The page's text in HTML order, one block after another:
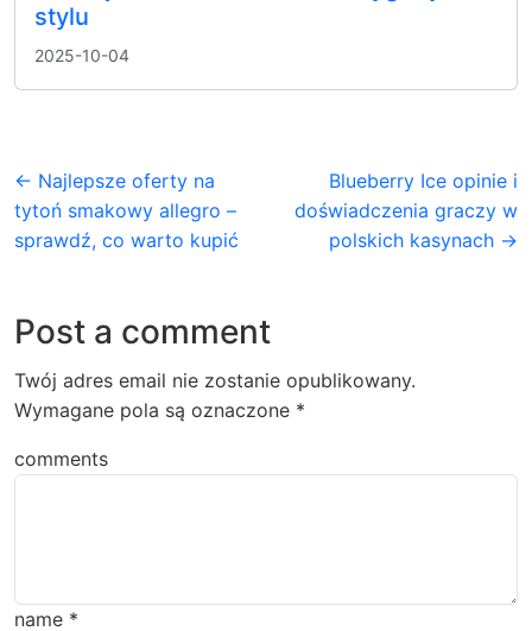
stylu
2025-10-04
← Najlepsze oferty na
tytoń smakowy allegro –
sprawdź, co warto kupić
Blueberry Ice opinie i
doświadczenia graczy w
polskich kasynach →
Post a comment
Twój adres email nie zostanie opublikowany.
Wymagane pola są oznaczone *
comments
name *